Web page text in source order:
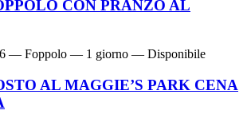
CON PRANZO AL
— Foppolo — 1 giorno — Disponibile
AL MAGGIE’S PARK CENA